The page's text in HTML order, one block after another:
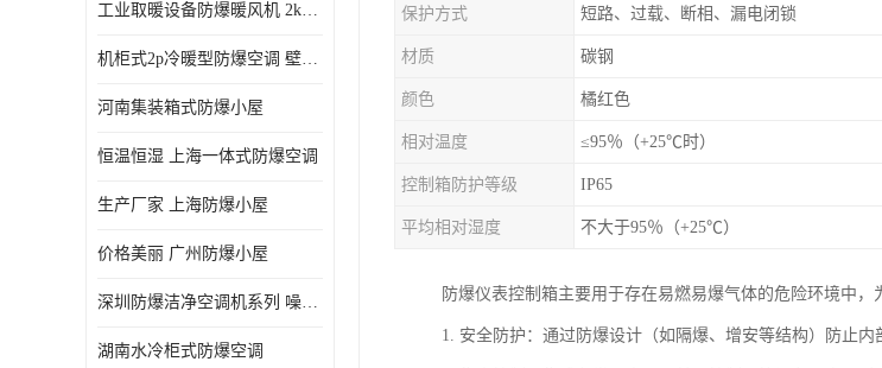
工业取暖设备防爆暖风机 2kw-30kw 壁挂式、立式
机柜式2p冷暖型防爆空调 壁挂式防爆空调 定制厂家
河南集装箱式防爆小屋
恒温恒湿 上海一体式防爆空调
生产厂家 上海防爆小屋
价格美丽 广州防爆小屋
深圳防爆洁净空调机系列 噪音低
湖南水冷柜式防爆空调
保护方式 短路、过载、断相、漏电闭锁
材质 碳钢
颜色 橘红色
相对温度 ≤95％（+25℃时）
控制箱防护等级 IP65
平均相对湿度 不大于95％（+25℃）
防爆仪表控制箱主要用于存在易燃易爆气体的危险环境中
1. 安全防护：通过防爆设计（如隔爆、增安等结构）防止